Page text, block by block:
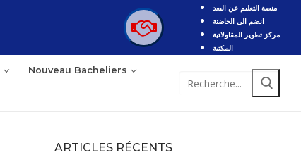
منصة التعليم عن البعد
انضم الى الحاضنة
مركز تطوير المقاولاتية
المكتبة
Nouveau Bacheliers
Rechercher
ARTICLES RÉCENTS